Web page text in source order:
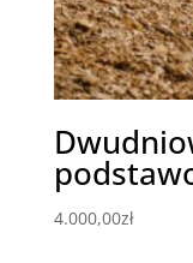
4.000,00zł